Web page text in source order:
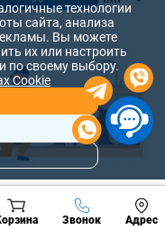
Установка системы
осмоса до 50
Звонок Адрес
Позвонить
разделы
технологии
сайта, анализа
Вы можете
их или настроить
по своему выбору.
Cookie